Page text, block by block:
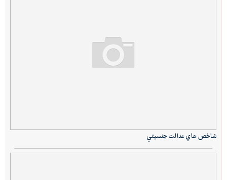
شاخص هاي عدالت جنسيتي